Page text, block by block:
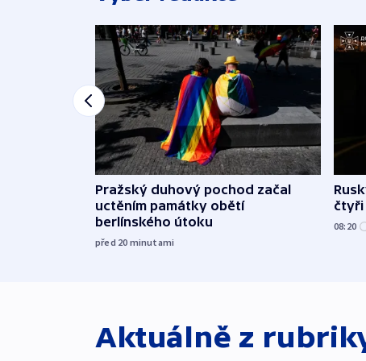
Pražský duhový pochod začal
uctěním památky obětí
berlínského útoku
před 20 minutami
čtyři
08:20
Aktuálně z